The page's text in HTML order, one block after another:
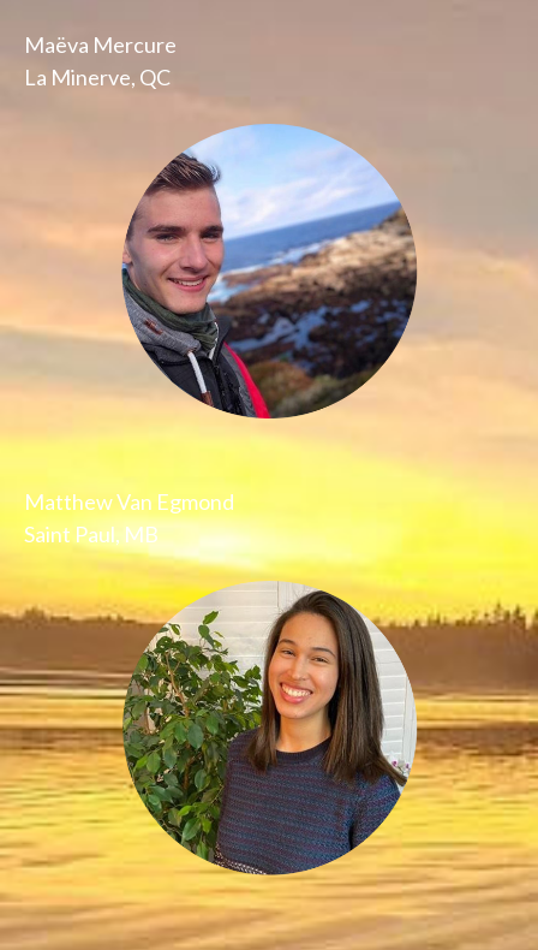
Maëva Mercure
La Minerve, QC
Matthew Van Egmond
Saint Paul, MB